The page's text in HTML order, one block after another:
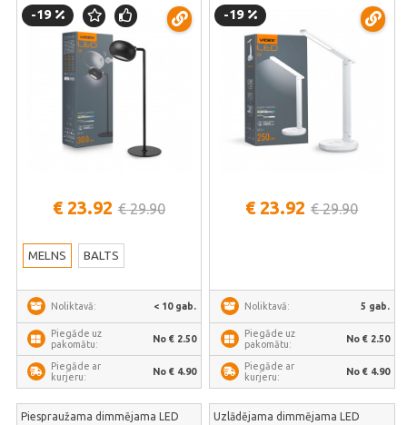
virsmām | VLE-TF18B
-19
€ 23.92 € 29.90
MELNS BALTS
Noliktavā: < 10 gab.
Piegāde uz
pakomātu:
No € 2.50
Piegāde ar
kurjeru:
No € 4.90
– Autonoma darbība no iebūvēta
Li-ion akumulatora | VL-TF16W
-19
€ 23.92 € 29.90
Noliktavā: 5 gab.
Piegāde uz
pakomātu:
No € 2.50
Piegāde ar
kurjeru:
No € 4.90
Piespraužama dimmējama LED
Uzlādējama dimmējama LED